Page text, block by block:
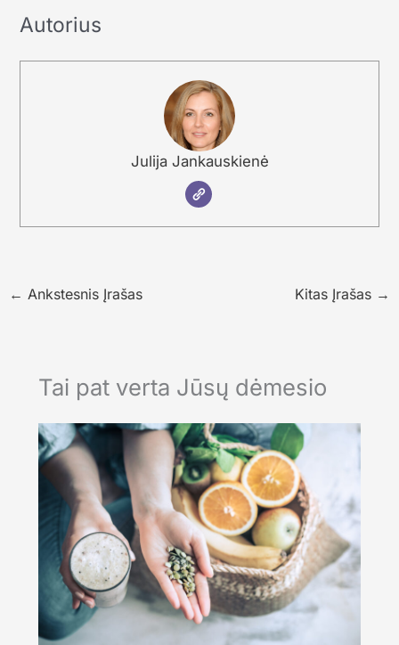
Autorius
Julija Jankauskienė
← Ankstesnis Įrašas Kitas Įrašas →
Tai pat verta Jūsų dėmesio